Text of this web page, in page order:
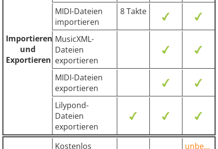
Importieren
und
Exportieren
MIDI-Dateien
importieren
8 Takte
MusicXML-
Dateien
exportieren
MIDI-Dateien
exportieren
Lilypond-
Dateien
exportieren
Kostenlos
unbegrenzt